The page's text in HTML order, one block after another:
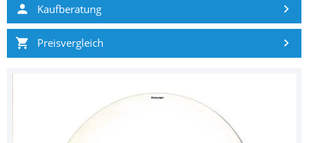
Kaufberatung
Preisvergleich